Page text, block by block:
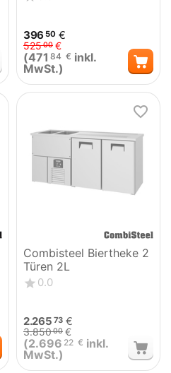
396 50 €
52500 €
(471 84 € inkl.
MwSt.)
Combisteel Biertheke 2
Türen 2L
0.0
2.265 73 €
3.85000 €
(2.696 22 € inkl.
MwSt.)